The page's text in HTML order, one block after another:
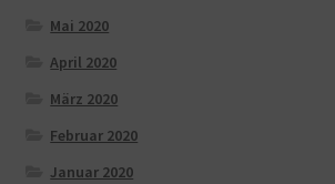
Mai 2020
April 2020
März 2020
Februar 2020
Januar 2020